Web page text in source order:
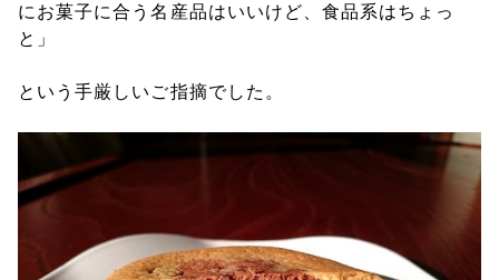
にお菓子に合う名産品はいいけど、食品系はちょっ
と」
という手厳しいご指摘でした。